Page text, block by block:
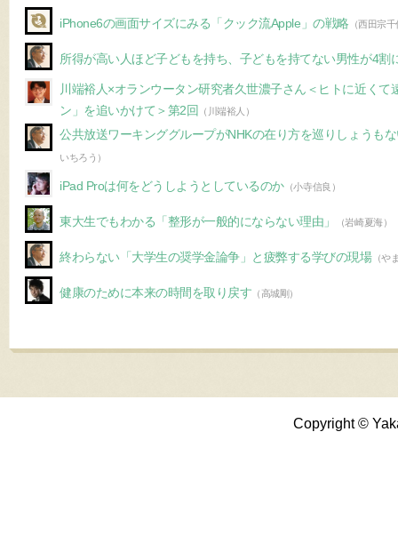
iPhone6の画面サイズにみる「クック流Apple」の戦略 （西田宗
所得が高い人ほど子どもを持ち、子どもを持てない男性が4割
川端裕人×オランウータン研究者久世濃子さん＜ヒトに近くて
ン」を追いかけて＞第2回
（川端裕人）
公共放送ワーキンググループがNHKの在り方を巡りしょうも
いちろう）
iPad Proは何をどうしようとしているのか（小寺信良）
東大生でもわかる「整形が一般的にならない理由」 （岩崎夏海）
終わらない「大学生の奨学金論争」と疲弊する学びの現場（や
健康のために本来の時間を取り戻す （高城剛）
Copyright ©